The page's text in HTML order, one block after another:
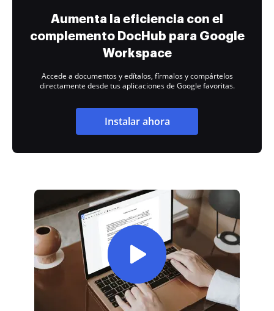
Aumenta la eficiencia con el
complemento DocHub para Google
Workspace
Accede a documentos y edítalos, fírmalos y compártelos
directamente desde tus aplicaciones de Google favoritas.
Instalar ahora